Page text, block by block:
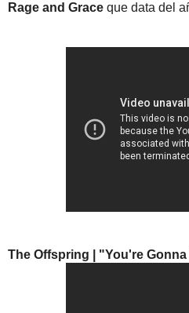
Rage and Grace que data del
The Offspring | "You're Gonna